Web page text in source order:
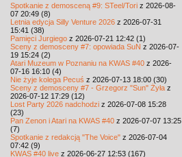
Spotkanie z demosceną #9: STeel/Tori z 2026-08-
07 20:49 (8)
Letnia edycja Silly Venture 2026 z 2026-07-31
15:41 (38)
Pamięci Jurgiego z 2026-07-21 12:42 (1)
Sceny z demosceny #7: opowiada SuN z 2026-07-
19 15:24 (2)
Atari Muzeum w Poznaniu na KWAS #40 z 2026-
07-16 16:10 (4)
Nie żyje kolega Pecuś z 2026-07-13 18:00 (30)
Sceny z demosceny #7 - Grzegorz "Sun" Żyła z
2026-07-12 17:29 (12)
Lost Party 2026 nadchodzi z 2026-07-08 15:28
(23)
Pan Zenon i Atari na KWAS #40 z 2026-07-07 13:25
(7)
Spotkanie z redakcją "The Voice" z 2026-07-04
07:42 (9)
KWAS #40 live z 2026-06-27 12:53 (167)